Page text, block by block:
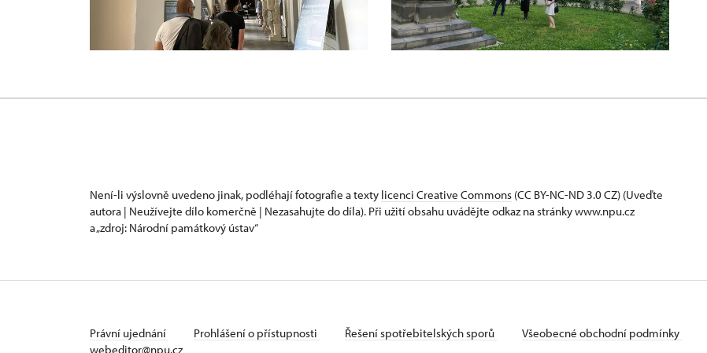
Není-li výslovně uvedeno jinak, podléhají fotografie a texty licenci Creative Commons (CC BY-NC-ND 3.0 CZ) (Uveďte
autora | Neužívejte dílo komerčně | Nezasahujte do díla). Při užití obsahu uvádějte odkaz na stránky www.npu.cz
a „zdroj: Národní památkový ústav“
Právní ujednání Prohlášení o přístupnosti Řešení spotřebitelských sporů Všeobecné obchodní podmínky
webeditor@npu.cz